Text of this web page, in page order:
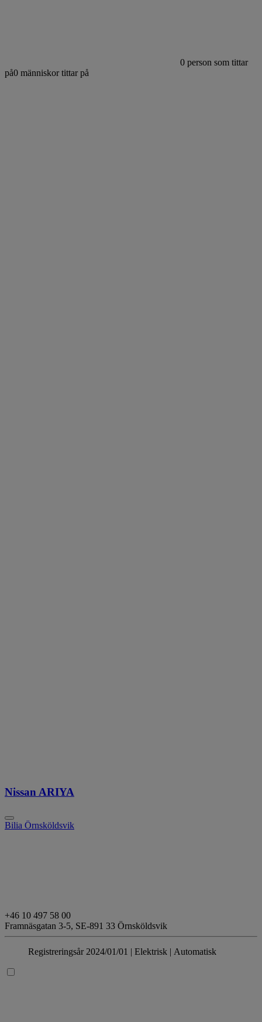
0 person som tittar
på0 människor tittar på
Nissan ARIYA
Bilia Örnsköldsvik
+46 10 497 58 00
Framnäsgatan 3-5, SE-891 33 Örnsköldsvik
Registreringsår 2024/01/01 | Elektrisk | Automatisk